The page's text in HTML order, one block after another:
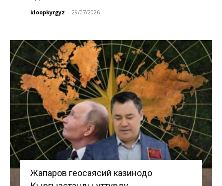
kloopkyrgyz - 29/07/2026
Жапаров геосаясий казинодо